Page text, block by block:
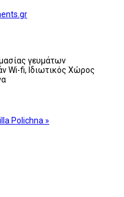
γευμάτων
Wi-fi, Ιδιωτικός Χώρος
Polichna »